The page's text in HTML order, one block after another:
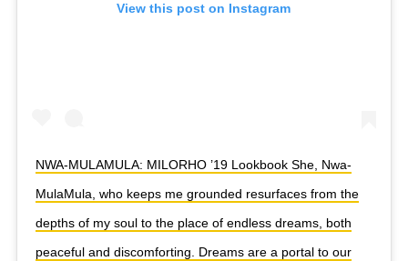
View this post on Instagram
NWA-MULAMULA: MILORHO ’19 Lookbook She, Nwa-
MulaMula, who keeps me grounded resurfaces from the
depths of my soul to the place of endless dreams, both
peaceful and discomforting. Dreams are a portal to our